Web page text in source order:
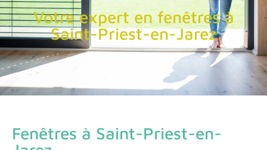
Votre expert en fenêtres à
Saint-Priest-en-Jarez
Fenêtres à Saint-Priest-en-